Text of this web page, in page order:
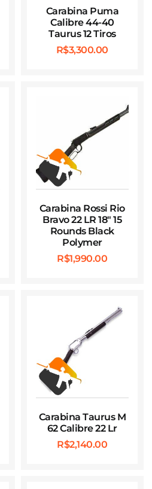
Carabina Puma
Calibre 44-40
Taurus 12 Tiros
R$3,300.00
Carabina Rossi Rio
Bravo 22 LR 18″ 15
Rounds Black
Polymer
R$1,990.00
Carabina Taurus M
62 Calibre 22 Lr
R$2,140.00